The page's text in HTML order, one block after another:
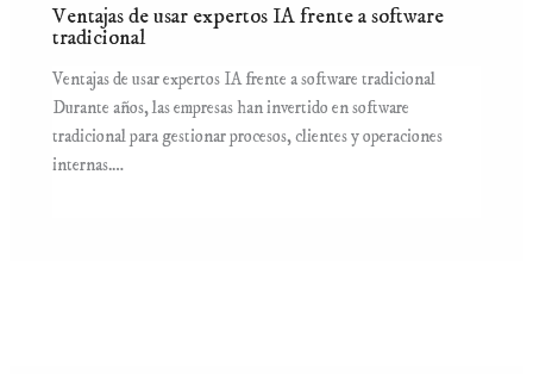
Ventajas de usar expertos IA frente a software
tradicional
Ventajas de usar expertos IA frente a software tradicional
Durante años, las empresas han invertido en software
tradicional para gestionar procesos, clientes y operaciones
internas.…